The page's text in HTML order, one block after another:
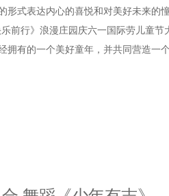
形式表达内心的喜悦和对美好未来的
前行》浪漫庄园庆六一国际劳儿童
拥有的一个美好童年，并共同营造一